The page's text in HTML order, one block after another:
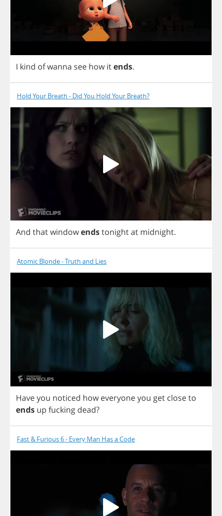
I kind ofwanna see how itends.
Hold Your Breath - Did You Hold Your Breath?
And thatwindowendstonightat midnight.
Atomic Blonde - Truth and Lies
Haveyou noticed how everyoneyou get closeto
ends up fucking dead?
Fast & Furious 6 - Every Man Has a Code